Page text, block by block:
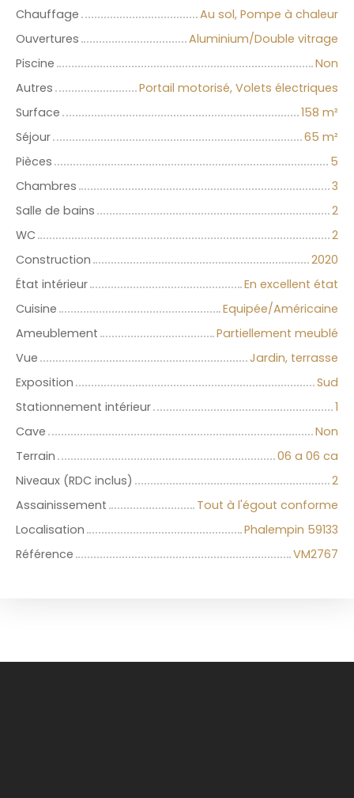
Chauffage
Au sol, Pompe à chaleur
Ouvertures
Aluminium/Double vitrage
Piscine
Non
Autres
Portail motorisé, Volets électriques
Surface
158 m²
Séjour
65 m²
Pièces
5
Chambres
3
Salle de bains
2
WC
2
Construction
2020
État intérieur
En excellent état
Cuisine
Equipée/Américaine
Ameublement
Partiellement meublé
Vue
Jardin, terrasse
Exposition
Sud
Stationnement intérieur
1
Cave
Non
Terrain
06 a 06 ca
Niveaux (RDC inclus)
2
Assainissement
Tout à l'égout conforme
Localisation
Phalempin 59133
Référence
VM2767